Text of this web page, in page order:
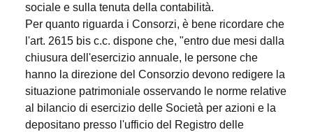
sociale e sulla tenuta della contabilità.
Per quanto riguarda i Consorzi, è bene ricordare che
l'art. 2615 bis c.c. dispone che, "entro due mesi dalla
chiusura dell'esercizio annuale, le persone che
hanno la direzione del Consorzio devono redigere la
situazione patrimoniale osservando le norme relative
al bilancio di esercizio delle Società per azioni e la
depositano presso l'ufficio del Registro delle